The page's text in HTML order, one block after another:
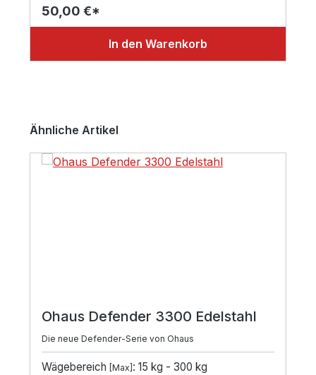
50,00 €*
In den Warenkorb
Produktgalerie überspringen
Ähnliche Artikel
Ohaus Defender 3300 Edelstahl
Die neue Defender-Serie von Ohaus
Wägebereich [Max] : 15 kg - 300 kg